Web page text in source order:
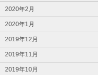
2020年2月
2020年1月
2019年12月
2019年11月
2019年10月